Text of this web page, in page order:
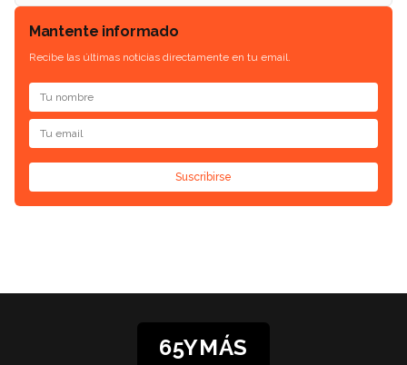
Mantente informado
Recibe las últimas noticias directamente en tu email.
Suscribirse
65YMÁS